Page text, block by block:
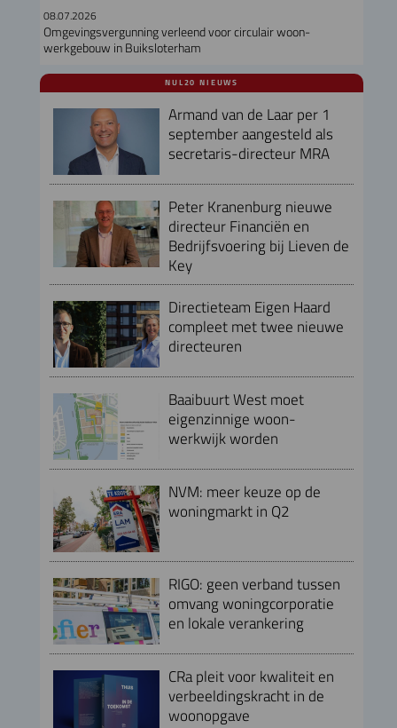
08.07.2026
Omgevingsvergunning verleend voor circulair woon-
werkgebouw in Buiksloterham
NUL20 NIEUWS
Armand van de Laar per 1
september aangesteld als
secretaris-directeur MRA
Peter Kranenburg nieuwe
directeur Financiën en
Bedrijfsvoering bij Lieven de
Key
Directieteam Eigen Haard
compleet met twee nieuwe
directeuren
Baaibuurt West moet
eigenzinnige woon-
werkwijk worden
NVM: meer keuze op de
woningmarkt in Q2
RIGO: geen verband tussen
omvang woningcorporatie
en lokale verankering
CRa pleit voor kwaliteit en
verbeeldingskracht in de
woonopgave